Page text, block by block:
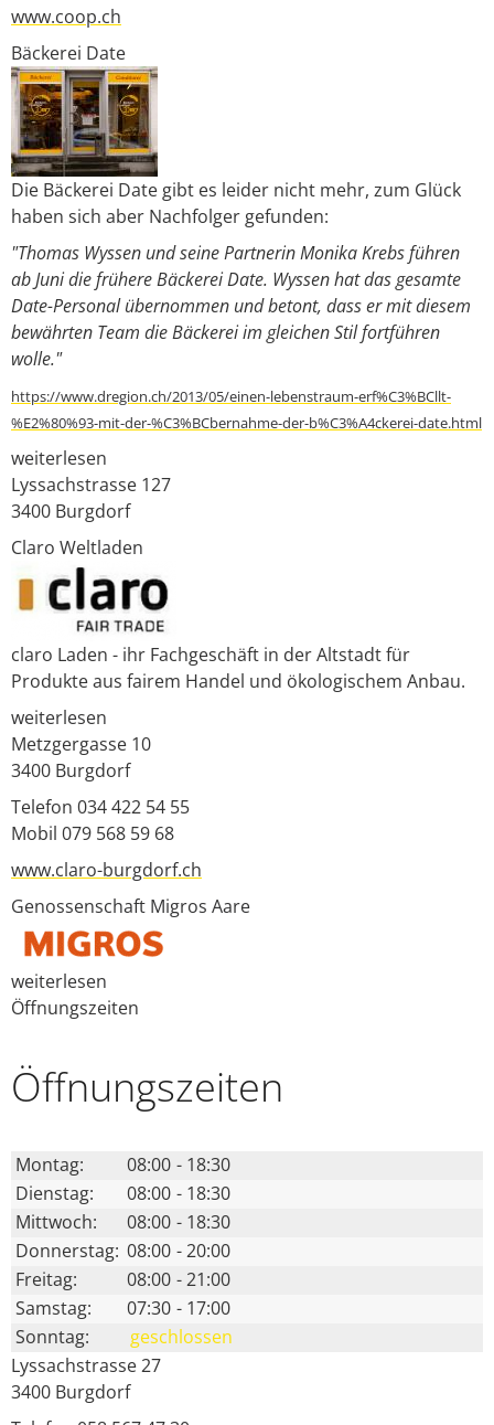
www.coop.ch
Bäckerei Date
Die Bäckerei Date gibt es leider nicht mehr, zum Glück
haben sich aber Nachfolger gefunden:
"Thomas Wyssen und seine Partnerin Monika Krebs führen
ab Juni die frühere Bäckerei Date. Wyssen hat das gesamte
Date-Personal übernommen und betont, dass er mit diesem
bewährten Team die Bäckerei im gleichen Stil fortführen
wolle."
https://www.dregion.ch/2013/05/einen-lebenstraum-erf%C3%BCllt-
%E2%80%93-mit-der-%C3%BCbernahme-der-b%C3%A4ckerei-date.html
weiterlesen
Lyssachstrasse 127
3400 Burgdorf
Claro Weltladen
claro Laden - ihr Fachgeschäft in der Altstadt für
Produkte aus fairem Handel und ökologischem Anbau.
weiterlesen
Metzgergasse 10
3400 Burgdorf
Telefon 034 422 54 55
Mobil 079 568 59 68
www.claro-burgdorf.ch
Genossenschaft Migros Aare
weiterlesen
Öffnungszeiten
Öffnungs­zeiten
Montag: 08:00 - 18:30
Dienstag:
08:00 - 18:30
Mittwoch:
08:00 - 18:30
Donnerstag: 08:00 - 20:00
Freitag:
08:00 - 21:00
Samstag:
07:30 - 17:00
Sonntag:
geschlossen
Lyssachstrasse 27
3400 Burgdorf